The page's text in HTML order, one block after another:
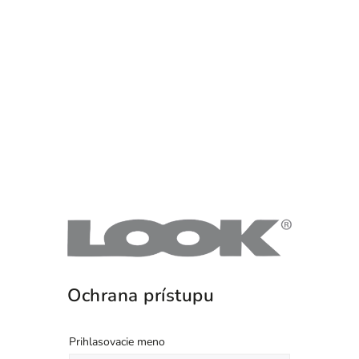
Ochrana prístupu
Prihlasovacie meno